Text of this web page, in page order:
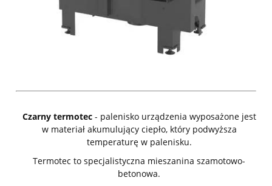
Czarny termotec- palenisko urządzenia wyposażone jest
w materiał akumulujący ciepło, który podwyższa
temperaturę w palenisku.
Termotec to specjalistyczna mieszanina szamotowo-
betonowa.